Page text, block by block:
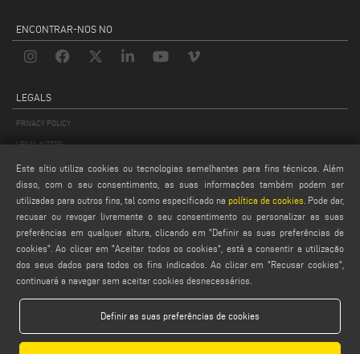
ENCONTRAR-NOS NO
LEGALS
PRIVACY POLICY
LEGAL NOTES
COOKIE POLICY
GENERAL TERMS AND CONDITIONS
CONFIGURAÇÕES DE COOKIES
Emmegi S.p.a. - Via Archimede, 10 - 41019 - Limidi di Soliera (MO) - ITALY -
tel +39 059 895411- P.Iva/C.Fisc 01978870366
Este sítio utiliza cookies ou tecnologias semelhantes para fins técnicos. Além
disso, com o seu consentimento, as suas informações também podem ser
utilizadas para outros fins, tal como especificado na política de cookies . Pode dar,
recusar ou revogar livremente o seu consentimento ou personalizar as suas
preferências em qualquer altura, clicando em "Definir as suas preferências de
cookies". Ao clicar em "Aceitar todos os cookies", está a consentir a utilização
dos seus dados para todos os fins indicados. Ao clicar em "Recusar cookies",
continuará a navegar sem aceitar cookies desnecessários.
Definir as suas preferências de cookies